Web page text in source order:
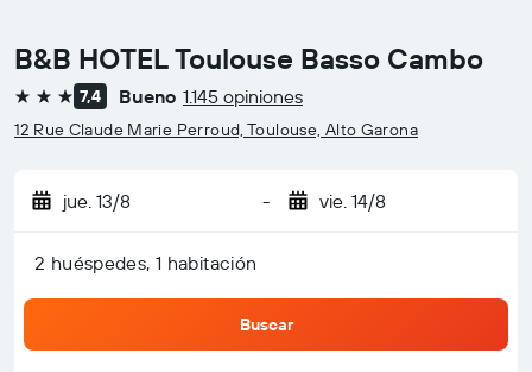
B&B HOTEL Toulouse Basso Cambo
3 estrellas
7,4 Bueno 1.145 opiniones
12 Rue Claude Marie Perroud, Toulouse, Alto Garona
jue. 13/8 - vie. 14/8
2 huéspedes, 1 habitación
Buscar